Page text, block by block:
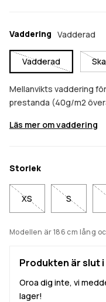
Vaddering Vadderad
Vadderad
Mellanvikts vaddering
prestanda (40g/m2
Läs mer om vaddering
Storlek
XS S
Modellen är 186 cm lång
Produkten är slut
Oroa dig inte, vi
lager!